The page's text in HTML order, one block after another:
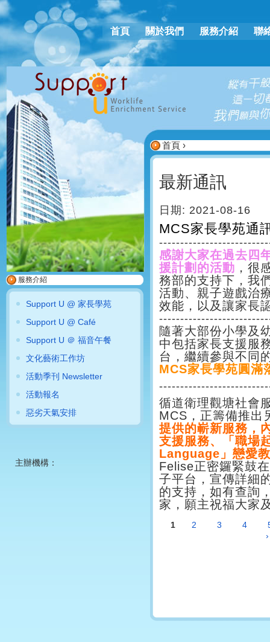
您在這裡
首頁 ›
最新通訊
日期: 2021-08-16
MCS家長學苑通
感謝大家在過去四
援計劃的活動 ，很
務部的支持下，我
活動、親子遊戲治
效能，以及讓家長
隨著大部份小學及
中包括家長支援服
台，繼續參與不同
MCS家長學苑圓滿
循道衛理觀塘社會
MCS，正籌備推出
提供的嶄新服務，
支援服務、「職場
Language」戀愛
Felise正密鑼緊鼓
子平台，宣傳詳細
的支持，如有查詢
家，願主祝福大家
頁面
1 2 3 4
›
主選單
首頁 關於我們 服務介紹 聯
服務介紹
Support U @ 家長學苑
Support U @ Café
Support U ＠ 福音午餐
文化藝術工作坊
活動季刊 Newsletter
活動報名
惡劣天氣安排
主辦機構：